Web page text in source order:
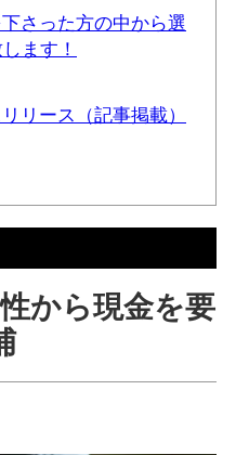
さった方の中から選
ます！
リース（記事掲載）
から現金を要